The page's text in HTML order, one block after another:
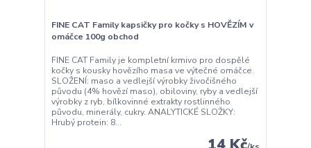
FINE CAT Family kapsičky pro kočky s HOVĚZÍM v
omáčce 100g obchod
FINE CAT Family je kompletní krmivo pro dospělé
kočky s kousky hovězího masa ve výtečné omáčce.
SLOŽENÍ: maso a vedlejší výrobky živočišného
původu (4% hovězí maso), obiloviny, ryby a vedlejší
výrobky z ryb, bílkovinné extrakty rostlinného
původu, minerály, cukry. ANALYTICKÉ SLOŽKY:
Hrubý protein: 8...